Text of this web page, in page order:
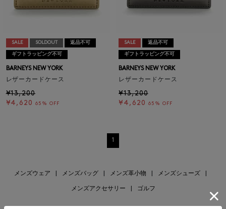
SALE SOLDOUT 返品不可
ギフトラッピング不可
BARNEYS NEW YORK
レザーカードケース
¥13,200
¥4,620
65% OFF
SALE 返品不可
ギフトラッピング不可
BARNEYS NEW YORK
レザーカードケース
¥13,200
¥4,620
65% OFF
1
メンズウェア メンズバッグ メンズ革小物 メンズシューズ
メンズアクセサリー ゴルフ